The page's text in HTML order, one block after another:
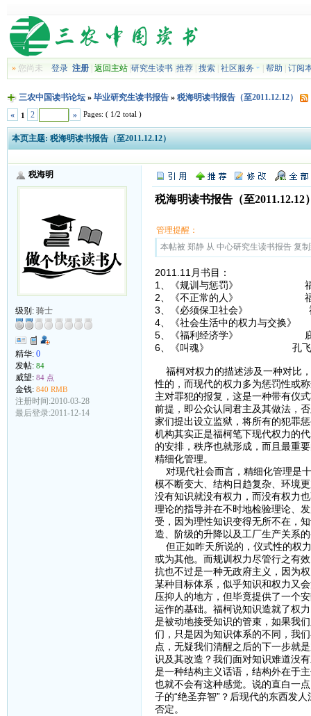
»您尚未 登录 注册| 返回主站| 研究生读书| 推荐| 搜索| 社区服务 帮助 订阅
三农中国读书论坛» 毕业研究生读书报告» 税海明读书报告（至2011.12.12）
«
1 2 » Pages: ( 1/2 total )
本页主题: 税海明读书报告（至2011.12.12）
税海明
级别: 骑士
精华: 0
发帖: 84
威望: 84 点
金钱: 840 RMB
注册时间:2010-03-28
最后登录:2011-12-14
税海明读书报告（至2011.12.12
管理提醒：
本帖被 郑静 从 中心研究生读书报告 复
2011.11月书目：
1、《规训与惩罚》 福
2、《不正常的人》 福
3、《必须保卫社会》
4、《社会生活中的权力与交
5、《福利经济学》 庇
6、《叫魂》 孔飞
福柯对权力的描述涉及一种对比
性的，而现代的权力多为惩罚性或
主对罪犯的报复，这是一种带有仪
前提，即公众认同君主及其做法，
家们提出设立监狱，将所有的犯罪
机构其实正是福柯笔下现代权力的
的安排，秩序也就形成，而且最重
精细化管理。
对现代社会而言，精细化管理是
模不断变大、结构日趋复杂、环境
没有知识就没有权力，而没有权力
理论的指导并在不时地检验理论、
受，因为理性知识变得无所不在，
造、阶级的升降以及工厂生产关系
但正如昨天所说的，仪式性的权
或为其他。而规训权力尽管行之有
抗也不过是一种无政府主义，因为
某种目标体系，似乎知识和权力又
压抑人的地方，但毕竟提供了一个
运作的基础。福柯说知识造就了权
是被动地接受知识的管束，如果我
们，只是因为知识体系的不同，我
点，无疑我们清醒之后的下一步就
识及其改造？我们面对知识难道没
是一种结构主义话语，结构外在于
也就不会有这种感觉。说的直白一
子的“绝圣弃智”？后现代的东西发
否定。